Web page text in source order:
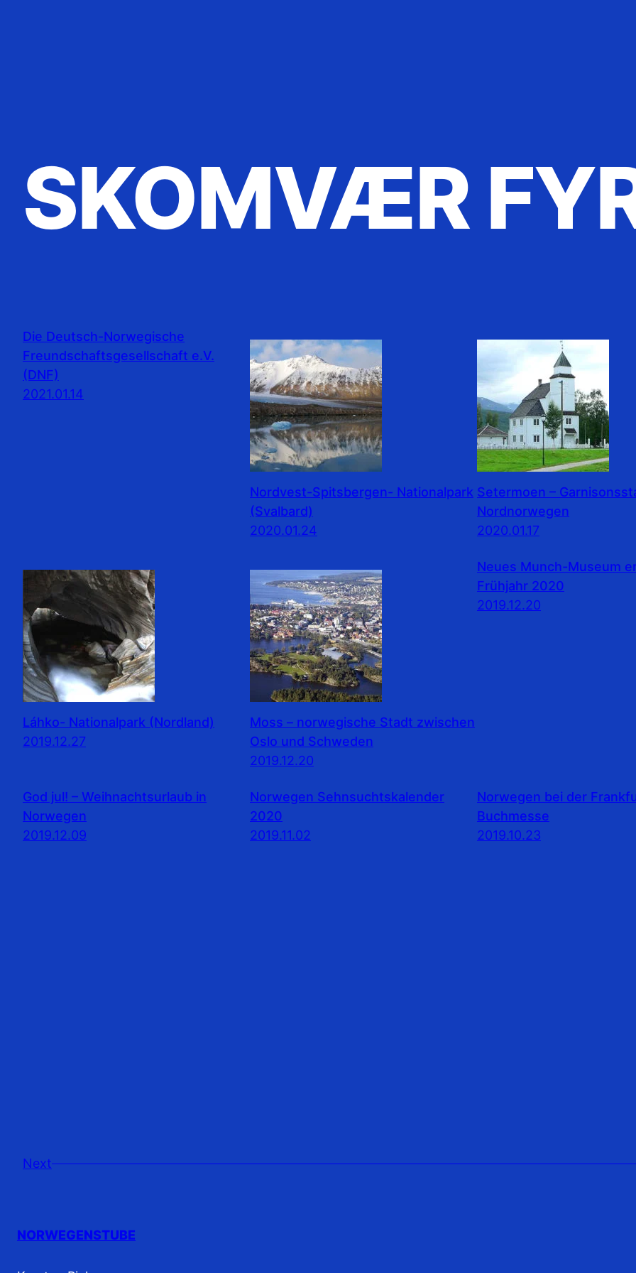
SKOMVÆR
Die Deutsch-Norwegische
Freundschaftsgesellschaft e.V.
(DNF)
2021.01.14
Nordvest-Spitsbergen- Nationalpark
(Svalbard)
2020.01.24
Setermoen –
Nordnorwegen
2020.01.17
Láhko- Nationalpark (Nordland)
2019.12.27
Moss – norwegische Stadt zwischen
Oslo und Schweden
2019.12.20
Neues Munch-Museum
Frühjahr 2020
2019.12.20
God jul! – Weihnachtsurlaub in
Norwegen
2019.12.09
Norwegen Sehnsuchtskalender
2020
2019.11.02
Norwegen bei der
Buchmesse
2019.10.23
Next
NORWEGENSTUBE